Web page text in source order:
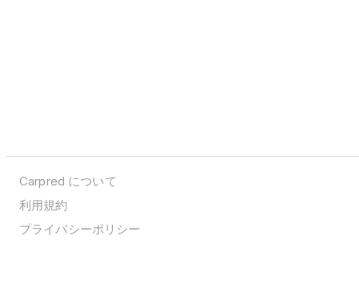
Carpred について
利用規約
プライバシーポリシー